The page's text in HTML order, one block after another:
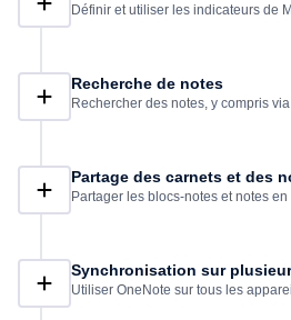
Définir et utiliser les indicateurs de
Recherche de notes
Rechercher des notes, y compris
Partage des carnets et des
Partager les blocs-notes et notes
Synchronisation sur
Utiliser OneNote sur tous les